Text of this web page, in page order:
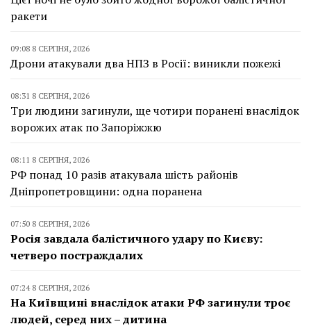
ракети
09:08 8 СЕРПНЯ, 2026
Дрони атакували два НПЗ в Росії: виникли пожежі
08:31 8 СЕРПНЯ, 2026
Три людини загинули, ще чотири поранені внаслідок
ворожих атак по Запоріжжю
08:11 8 СЕРПНЯ, 2026
РФ понад 10 разів атакувала шість районів
Дніпропетровщини: одна поранена
07:50 8 СЕРПНЯ, 2026
Росія завдала балістичного удару по Києву:
четверо постраждалих
07:24 8 СЕРПНЯ, 2026
На Київщині внаслідок атаки РФ загинули троє
людей, серед них – дитина